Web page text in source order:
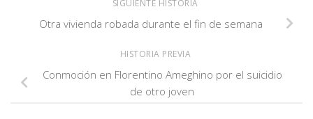
SIGUIENTE HISTORIA
Otra vivienda robada durante el fin de semana
HISTORIA PREVIA
Conmoción en Florentino Ameghino por el suicidio
de otro joven